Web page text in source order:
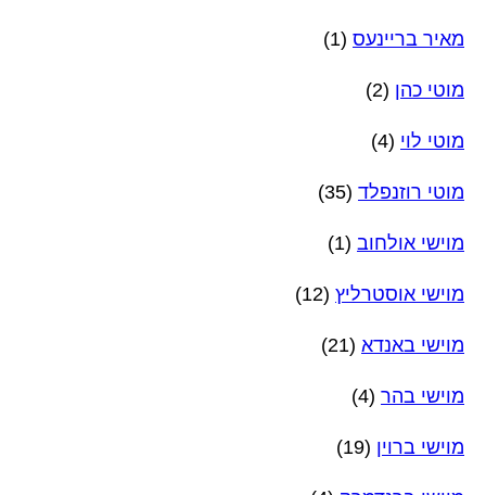
מאיר בריינעס (1)
מוטי כהן (2)
מוטי לוי (4)
מוטי רוזנפלד (35)
מוישי אולחוב (1)
מוישי אוסטרליץ (12)
מוישי באנדא (21)
מוישי בהר (4)
מוישי ברוין (19)